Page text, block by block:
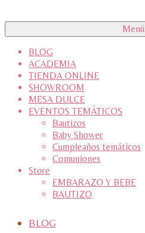
Menú
BLOG
ACADEMIA
TIENDA ONLINE
SHOWROOM
MESA DULCE
EVENTOS TEMÁTICOS
Bautizos
Baby Shower
Cumpleaños temáticos
Comuniones
Store
EMBARAZO Y BEBE
BAUTIZO
BLOG